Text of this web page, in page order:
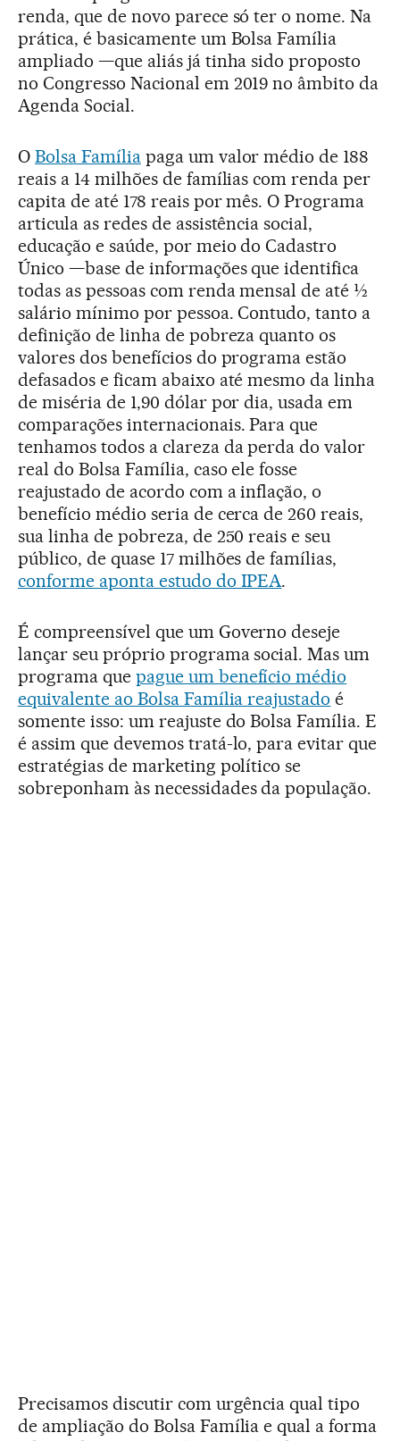
renda, que de novo parece só ter o nome. Na
prática, é basicamente um Bolsa Família
ampliado —que aliás já tinha sido proposto
no Congresso Nacional em 2019 no âmbito da
Agenda Social.
O Bolsa Famíliapaga um valor médio de 188
reais a 14 milhões de famílias com renda per
capita de até 178 reais por mês. O Programa
articula as redes de assistência social,
educação e saúde, por meio do Cadastro
Único —base de informações que identifica
todas as pessoas com renda mensal de até ½
salário mínimo por pessoa. Contudo, tanto a
definição de linha de pobreza quanto os
valores dos benefícios do programa estão
defasados e ficam abaixo até mesmo da linha
de miséria de 1,90 dólar por dia, usada em
comparações internacionais. Para que
tenhamos todos a clareza da perda do valor
real do Bolsa Família, caso ele fosse
reajustado de acordo com a inflação, o
benefício médio seria de cerca de 260 reais,
sua linha de pobreza, de 250 reais e seu
público, de quase 17 milhões de famílias,
conforme aponta estudo do IPEA.
É compreensível que um Governo deseje
lançar seu próprio programa social. Mas um
programa que pague um benefício médio
equivalente ao Bolsa Família reajustado é
somente isso: um reajuste do Bolsa Família. E
é assim que devemos tratá-lo, para evitar que
estratégias de marketing político se
sobreponham às necessidades da população.
Precisamos discutir com urgência qual tipo
de ampliação do Bolsa Família e qual a forma